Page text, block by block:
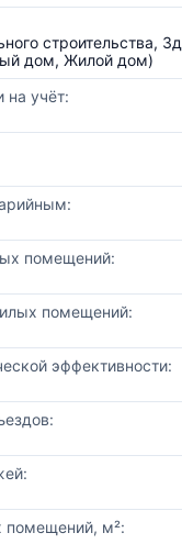
строительства,
дом, Жилой дом)
на учёт:
помещений:
помещений:
эффективности:
м²: